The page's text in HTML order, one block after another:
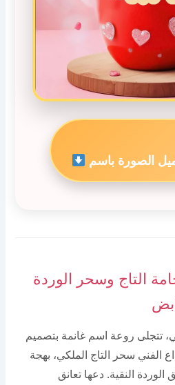
الصورة باسم
التاج وسحر الوردة
تتجلى روعة اسم غانمة بتصميم
الفني سحر التاج الملكي، بهجة
الوردة النقية. دعها تعانق